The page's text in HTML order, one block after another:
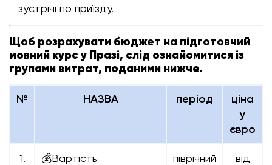
зустрічі по приїзду.
Щоб розрахувати бюджет на підготовчий
мовний курс у Празі, слід ознайомитися із
групами витрат, поданими нижче.
№ НАЗВА період
ціна
у
євро
1.
💰Вартість
піврічний
від